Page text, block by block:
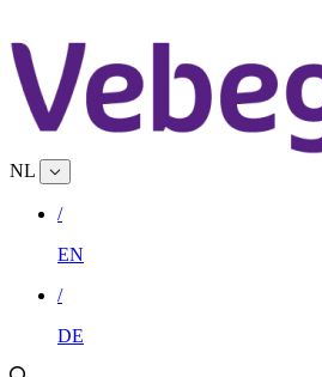
NL
/
EN
/
DE